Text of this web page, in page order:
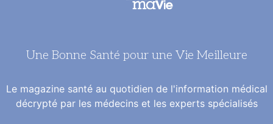
Une Bonne Santé pour une Vie Meilleure
Le magazine santé au quotidien de l'information médical
décrypté par les médecins et les experts spécialisés